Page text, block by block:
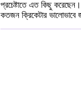
প্রচেষ্টাতে এত কিছু করেছেন।
কতজন ক্রিকেটার ভালোভাবে